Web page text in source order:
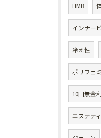
HMB
インナー
冷え性
ポリフェ
10回無金利
エステテ